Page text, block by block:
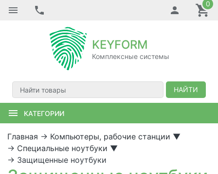
0
KEYFORM
Комплексные системы
НАЙТИ
КАТЕГОРИИ
Главная → Компьютеры, рабочие станции ▼
→ Специальные ноутбуки ▼
→ Защищенные ноутбуки